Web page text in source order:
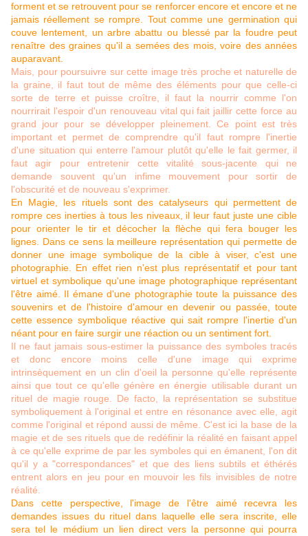
forment et se retrouvent pour se renforcer encore et encore et ne
jamais réellement se rompre. Tout comme une germination qui
couve lentement, un arbre abattu ou blessé par la foudre peut
renaître des graines qu'il a semées des mois, voire des années
auparavant.
Mais, pour poursuivre sur cette image très proche et naturelle de
la graine, il faut tout de même des éléments pour que celle-ci
sorte de terre et puisse croître, il faut la nourrir comme l'on
nourrirait l'espoir d'un renouveau vital qui fait jaillir cette force au
grand jour pour se développer pleinement. Ce point est très
important et permet de comprendre qu'il faut rompre l'inertie
d'une situation qui enterre l'amour plutôt qu'elle le fait germer, il
faut agir pour entretenir cette vitalité sous-jacente qui ne
demande souvent qu'un infime mouvement pour sortir de
l'obscurité et de nouveau s'exprimer.
En Magie, les rituels sont des catalyseurs qui permettent de
rompre ces inerties à tous les niveaux, il leur faut juste une cible
pour orienter le tir et décocher la flèche qui fera bouger les
lignes. Dans ce sens la meilleure représentation qui permette de
donner une image symbolique de la cible à viser, c'est une
photographie. En effet rien n'est plus représentatif et pour tant
virtuel et symbolique qu'une image photographique représentant
l'être aimé. Il émane d'une photographie toute la puissance des
souvenirs et de l'histoire d'amour en devenir ou passée, toute
cette essence symbolique réactive qui sait rompre l'inertie d'un
néant pour en faire surgir une réaction ou un sentiment fort.
Il ne faut jamais sous-estimer la puissance des symboles tracés
et donc encore moins celle d'une image qui exprime
intrinsèquement en un clin d'oeil la personne qu'elle représente
ainsi que tout ce qu'elle génère en énergie utilisable durant un
rituel de magie rouge. De facto, la représentation se substitue
symboliquement à l'original et entre en résonance avec elle, agit
comme l'original et répond aussi de même. C'est ici la base de la
magie et de ses rituels que de redéfinir la réalité en faisant appel
à ce qu'elle exprime de par les symboles qui en émanent, l'on dit
qu'il y a "correspondances" et que des liens subtils et éthérés
entrent alors en jeu pour en mouvoir les fils invisibles de notre
réalité.
Dans cette perspective, l'image de l'être aimé recevra les
demandes issues du rituel dans laquelle elle sera inscrite, elle
sera tel le médium un lien direct vers la personne qui pourra